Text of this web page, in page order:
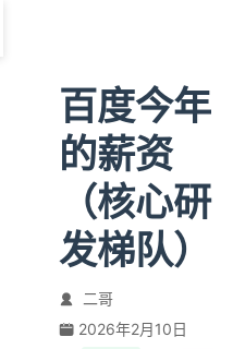
百度今年
的薪资
（核心研
发梯队）
二哥
2026年2月10日